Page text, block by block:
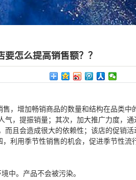
要怎么提高销售额？？
，增加畅销商品的数量和结构在品类中
，提振销量；其次，加大推广力度，
且会造成很大的依赖性；该店的促销活
利用季节性销售的机会，促进季节性流
中。产品不会被污染。